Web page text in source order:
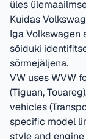
üles
Kuidas
Iga Volkswagen
sõiduki
sõrmejäljena.
VW uses WVW
(Tiguan,
vehicles
specific model
style and